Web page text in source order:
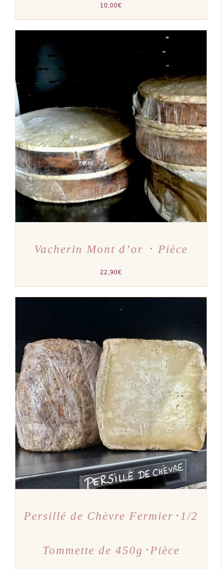
10,00€
AJOUTER AU PANIER
/
DÉTAILS
Vacherin Mont d’or ･ Pièce
22,90€
AJOUTER AU PANIER
/
DÉTAILS
Persillé de Chèvre Fermier･1/2
Tommette de 450g･Pièce